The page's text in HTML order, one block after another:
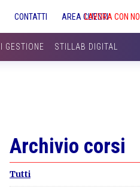
CONTATTI AREA CLIENTILAVORA CON NOI
GESTIONE STILLAB DIGITAL
Primary
Sidebar
Archivio corsi
Tutti